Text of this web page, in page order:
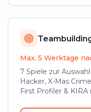
Max. 5 Werktage
7 Spiele zur
Hacker, X-Mas
First Profiler &